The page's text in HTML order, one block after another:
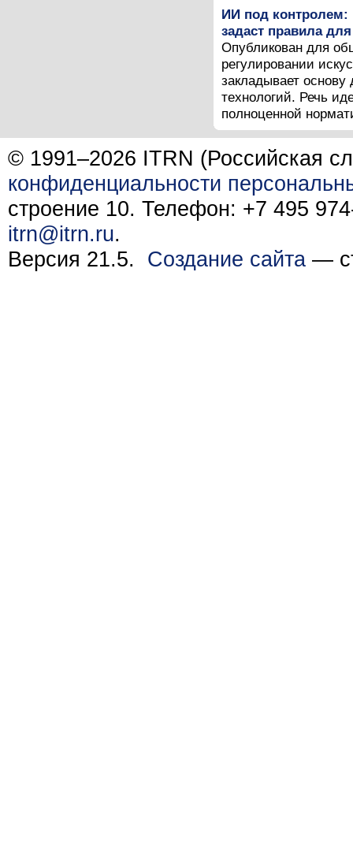
ИИ под контролем:
задаст правила
Опубликован для
регулировании
закладывает
технологий. Речь
полноценной
© 1991–2026 ITRN (Российская
конфиденциальности
строение 10. Телефон: +7 495
itrn@itrn.ru.
Версия 21.5. Создание сайта —